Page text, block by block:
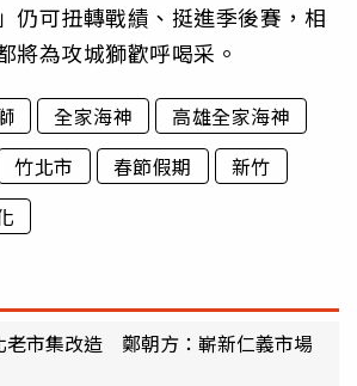
仍可扭轉戰績、挺進季後賽，相
將為攻城獅歡呼喝采。
全家海神
高雄全家海神
竹北市 春節假期
新竹
老市集改造 鄭朝方：嶄新仁義市場